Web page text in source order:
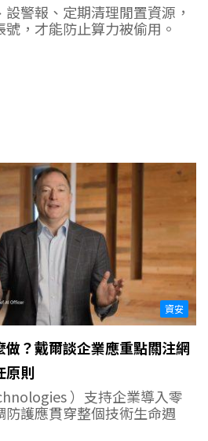
警報、定期清理閒置資源，
，才能防止算力被偷用。
資安
？戴爾談企業應重點關注網
原則
）支持企業導入零
防護應貫穿整個技術生命週